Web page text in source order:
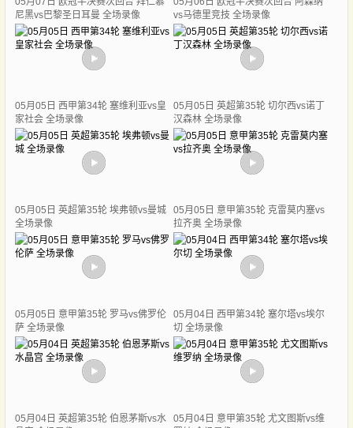
尼黑vs巴黎圣日耳曼 全场录像
vs马德里竞技 全场录像
05月05日 西甲第34轮 塞维利亚vs皇
家社会 全场录像
05月05日 英超第35轮 切尔西vs诺丁
汉森林 全场录像
05月05日 英超第35轮 埃弗顿vs曼城
全场录像
05月05日 意甲第35轮 克雷莫内塞vs
拉齐奥 全场录像
05月05日 意甲第35轮 罗马vs佛罗伦
萨 全场录像
05月04日 西甲第34轮 塞尔塔vs埃尔
切 全场录像
05月04日 英超第35轮 伯恩茅斯vs水
05月04日 意甲第35轮 尤文图斯vs维